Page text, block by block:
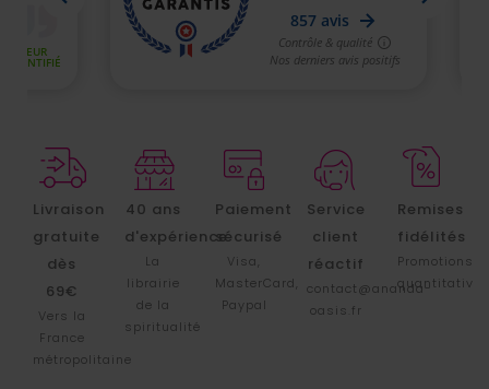
Livraison
gratuite
dès
69€
Vers la
France
métropolitaine
40 ans
d'expérience
La
librairie
de la
spiritualité
Paiement
sécurisé
Visa,
MasterCard,
Paypal
Service
client
réactif
contact@ananda-
oasis.fr
Remises
fidélités
Promotions